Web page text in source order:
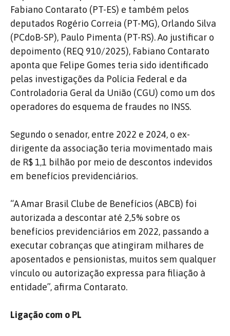
Fabiano Contarato (PT-ES) e também pelos
deputados Rogério Correia (PT-MG), Orlando Silva
(PCdoB-SP), Paulo Pimenta (PT-RS). Ao justificar o
depoimento (REQ 910/2025), Fabiano Contarato
aponta que Felipe Gomes teria sido identificado
pelas investigações da Polícia Federal e da
Controladoria Geral da União (CGU) como um dos
operadores do esquema de fraudes no INSS.
Segundo o senador, entre 2022 e 2024, o ex-
dirigente da associação teria movimentado mais
de R$ 1,1 bilhão por meio de descontos indevidos
em benefícios previdenciários.
“A Amar Brasil Clube de Benefícios (ABCB) foi
autorizada a descontar até 2,5% sobre os
benefícios previdenciários em 2022, passando a
executar cobranças que atingiram milhares de
aposentados e pensionistas, muitos sem qualquer
vínculo ou autorização expressa para filiação à
entidade”, afirma Contarato.
Ligação com o PL